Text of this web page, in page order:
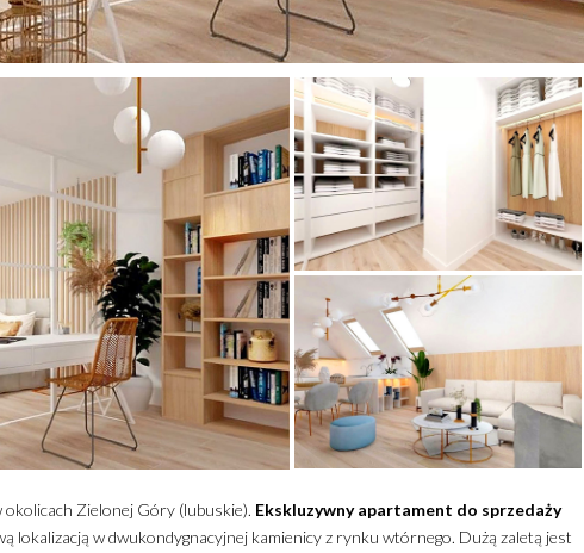
Zielonej Góry (lubuskie). Ekskluzywny apartament do sprzedaży
lokalizacją w dwukondygnacyjnej kamienicy z rynku wtórnego. Dużą zaletą jest